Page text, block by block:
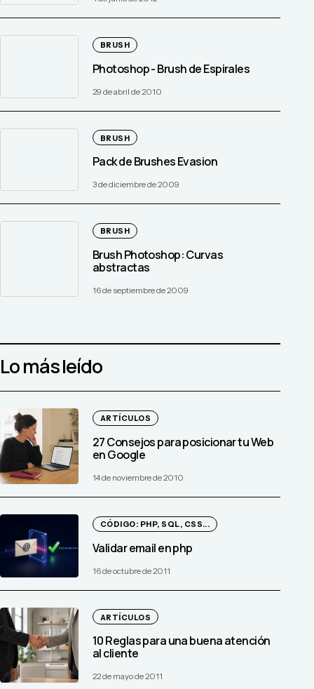
BRUSH
Photoshop - Brush de Espirales
29 de abril de 2010
BRUSH
Pack de Brushes Evasion
3 de diciembre de 2009
BRUSH
Brush Photoshop: Curvas
abstractas
16 de septiembre de 2009
Lo más leído
ARTÍCULOS
27 Consejos para posicionar tu Web
en Google
14 de noviembre de 2010
CÓDIGO: PHP, SQL, CSS...
Validar email en php
16 de octubre de 2011
ARTÍCULOS
10 Reglas para una buena atención
al cliente
22 de mayo de 2011